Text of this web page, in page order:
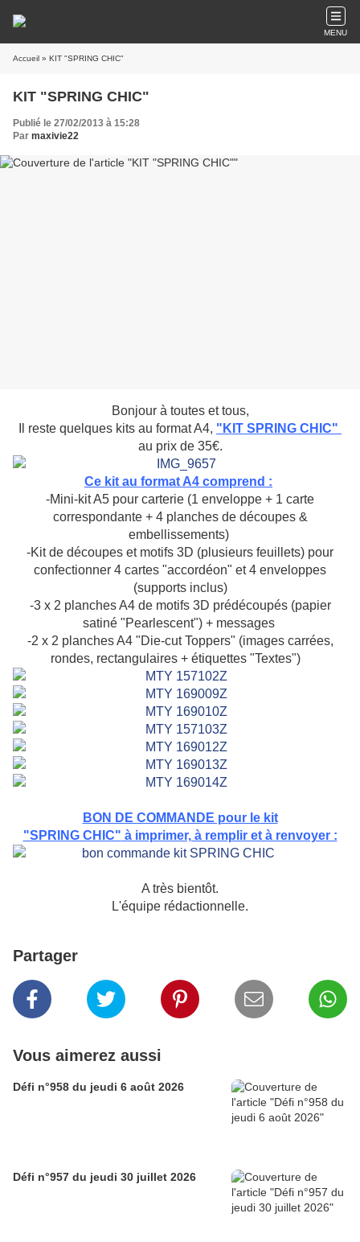
MENU
Accueil » KIT "SPRING CHIC"
KIT "SPRING CHIC"
Publié le 27/02/2013 à 15:28
Par maxivie22
Bonjour à toutes et tous,
Il reste quelques kits au format A4, "KIT SPRING CHIC"
au prix de 35€.
Ce kit au format A4 comprend :
-Mini-kit A5 pour carterie (1 enveloppe + 1 carte
correspondante + 4 planches de découpes &
embellissements)
-Kit de découpes et motifs 3D (plusieurs feuillets) pour
confectionner 4 cartes "accordéon" et 4 enveloppes
(supports inclus)
-3 x 2 planches A4 de motifs 3D prédécoupés (papier
satiné "Pearlescent") + messages
-2 x 2 planches A4 "Die-cut Toppers" (images carrées,
rondes, rectangulaires + étiquettes "Textes")
BON DE COMMANDE pour le kit
"SPRING CHIC" à imprimer, à remplir et à renvoyer :
A très bientôt.
L'équipe rédactionnelle.
Partager
Vous aimerez aussi
Défi n°958 du jeudi 6 août 2026
Défi n°957 du jeudi 30 juillet 2026